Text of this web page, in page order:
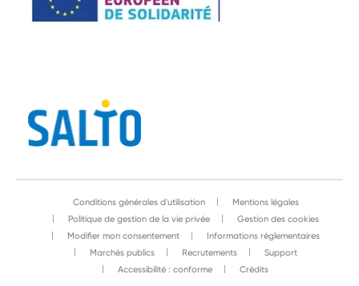
Conditions générales d'utilisation
Mentions légales
Politique de gestion de la vie privée
Gestion des cookies
Modifier mon consentement
Informations réglementaires
Marchés publics
Recrutements
Support
Accessibilité : conforme
Crédits